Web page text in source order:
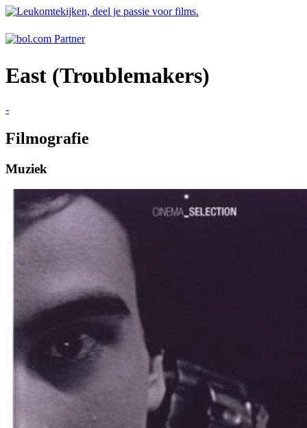
East (Troublemakers)
-
Filmografie
Muziek